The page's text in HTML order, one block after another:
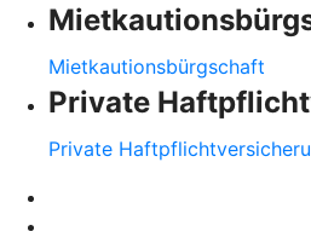
Mietkautionsbürgschaft
Private
Private